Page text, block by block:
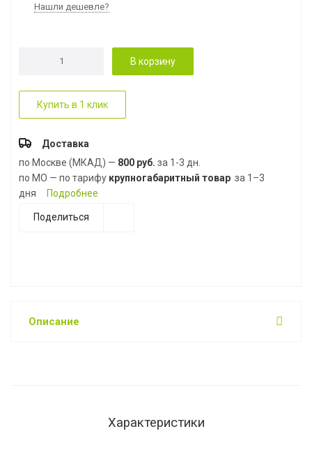
Нашли дешевле?
В корзину
Купить в 1 клик
Доставка
по Москве (МКАД) — 800 руб. за 1-3 дн.
по МО — по тарифу крупногабаритный товар за 1–3
дня
Подробнее
Поделиться
Описание
Характеристики